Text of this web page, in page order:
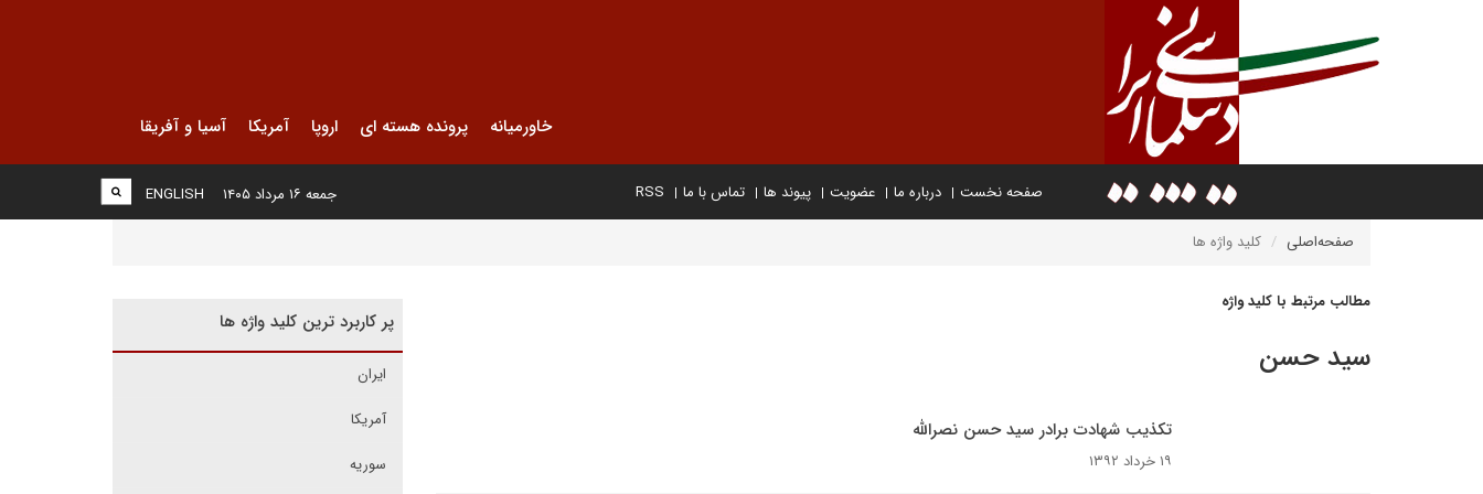
خاورمیانه پرونده هسته ای اروپا آمریکا آسیا و آفریقا
صفحه نخست درباره ما عضویت پیوند ها تماس با ما RSS
ENGLISH جمعه ۱۶ مرداد ۱۴۰۵
صفحه‌اصلی کلید واژه ها
مطالب مرتبط با کلید واژه
سید حسن
تکذیب شهادت برادر سید حسن نصرالله
۱۹ خرداد ۱۳۹۲
پر کاربرد ترین کلید واژه ها
ایران
آمریکا
سوریه